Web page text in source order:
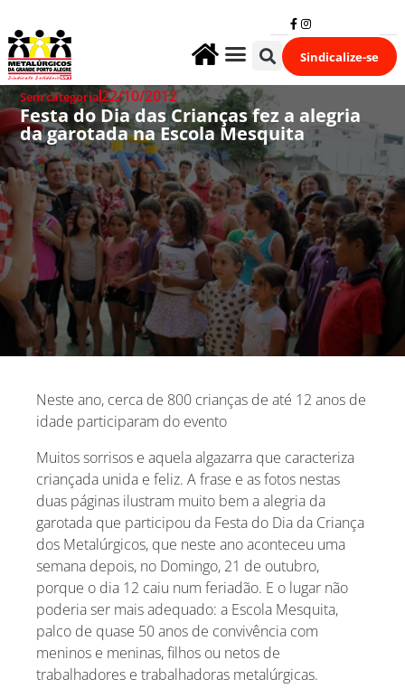
Sindicalize-se
Sem categoria22/10/2012
Festa do Dia das Crianças fez a alegria
da garotada na Escola Mesquita
Neste ano, cerca de 800 crianças de até 12 anos de
idade participaram do evento
Muitos sorrisos e aquela algazarra que caracteriza
criançada unida e feliz. A frase e as fotos nestas
duas páginas ilustram muito bem a alegria da
garotada que participou da Festa do Dia da Criança
dos Metalúrgicos, que neste ano aconteceu uma
semana depois, no Domingo, 21 de outubro,
porque o dia 12 caiu num feriadão. E o lugar não
poderia ser mais adequado: a Escola Mesquita,
palco de quase 50 anos de convivência com
meninos e meninas, filhos ou netos de
trabalhadores e trabalhadoras metalúrgicas.